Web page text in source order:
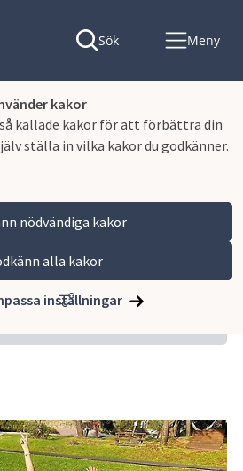
kakor
kallade kakor för att förbättra din
ställa in vilka kakor du godkänner.
nödvändiga kakor
alla kakor
inställningar
Sök Meny
skolan Erasmus+